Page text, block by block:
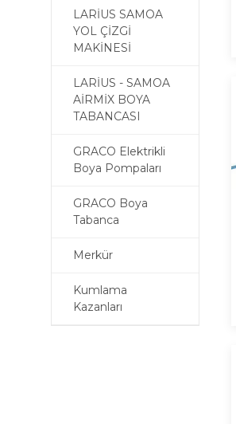
LARİUS SAMOA
YOL ÇİZGİ
MAKİNESİ
LARİUS - SAMOA
AİRMİX BOYA
TABANCASI
GRACO Elektrikli
Boya Pompaları
GRACO Boya
Tabanca
Merkür
Kumlama
Kazanları